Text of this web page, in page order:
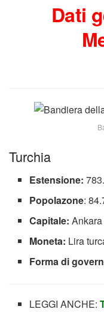
Dati
Turchia
Estensione:
Popolazone:
Capitale:
Moneta: Lira
Forma di
LEGGI ANCHE: